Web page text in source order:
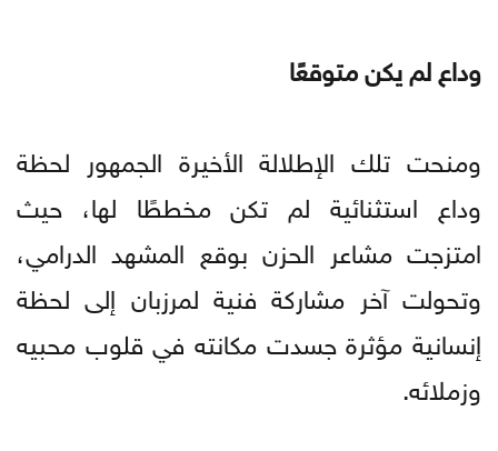
وداع لم يكن متوقعًا
ومنحت تلك الإطلالة الأخيرة الجمهور لحظة
وداع استثنائية لم تكن مخططًا لها، حيث
امتزجت مشاعر الحزن بوقع المشهد الدرامي،
وتحولت آخر مشاركة فنية لمرزبان إلى لحظة
إنسانية مؤثرة جسدت مكانته في قلوب محبيه
وزملائه.